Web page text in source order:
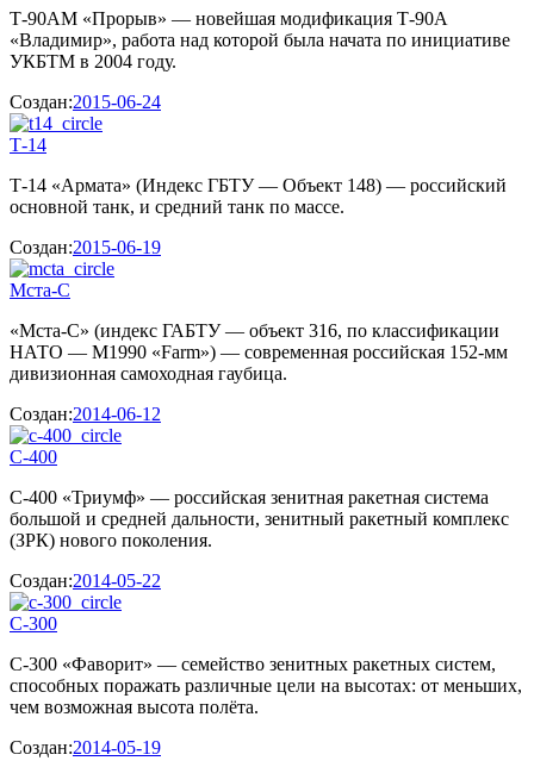
Т-90АМ «Прорыв» — новейшая модификация Т-90А
«Владимир», работа над которой была начата по инициативе
УКБТМ в 2004 году.
Создан:2015-06-24
Т-14
Т-14 «Армата» (Индекс ГБТУ — Объект 148) — российский
основной танк, и средний танк по массе.
Создан:2015-06-19
Мста-С
«Мста-С» (индекс ГАБТУ — объект 316, по классификации
НАТО — M1990 «Farm») — современная российская 152-мм
дивизионная самоходная гаубица.
Создан:2014-06-12
С-400
С-400 «Триумф» — российская зенитная ракетная система
большой и средней дальности, зенитный ракетный комплекс
(ЗРК) нового поколения.
Создан:2014-05-22
С-300
С-300 «Фаворит» — семейство зенитных ракетных систем,
способных поражать различные цели на высотах: от меньших,
чем возможная высота полёта.
Создан:2014-05-19